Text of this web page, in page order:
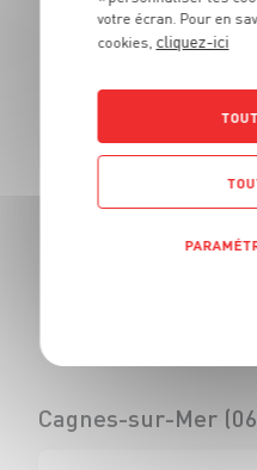
BOUCHER - H/F
BOUCHERIE
VENDEUR BOUCHERIE -
Cagnes-sur-Mer
votre écran. Pour en
cookies, cliquez-ici